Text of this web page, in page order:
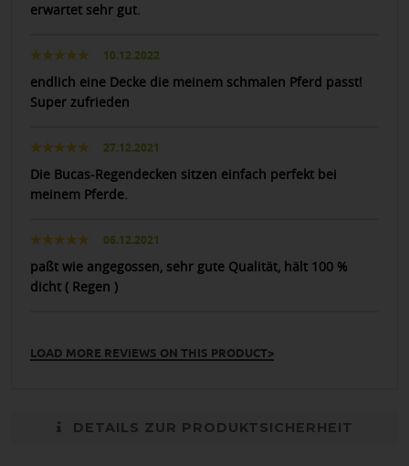
erwartet sehr gut.
10.12.2022
endlich eine Decke die meinem schmalen Pferd passt!
Super zufrieden
27.12.2021
Die Bucas-Regendecken sitzen einfach perfekt bei
meinem Pferde.
06.12.2021
paßt wie angegossen, sehr gute Qualität, hält 100 %
dicht ( Regen )
LOAD MORE REVIEWS ON THIS PRODUCT>
DETAILS ZUR PRODUKTSICHERHEIT